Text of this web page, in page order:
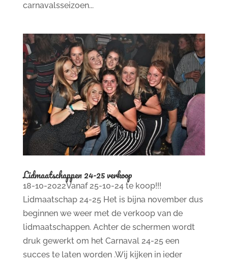
carnavalsseizoen...
Lidmaatschappen 24-25 verkoop
18-10-2022Vanaf 25-10-24 te koop!!!
Lidmaatschap 24-25 Het is bijna november dus
beginnen we weer met de verkoop van de
lidmaatschappen. Achter de schermen wordt
druk gewerkt om het Carnaval 24-25 een
succes te laten worden .Wij kijken in ieder